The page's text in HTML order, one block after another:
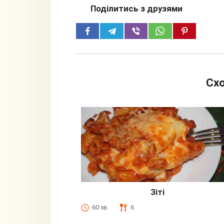
Поділитись з друзями
Зіті
60 хв 6